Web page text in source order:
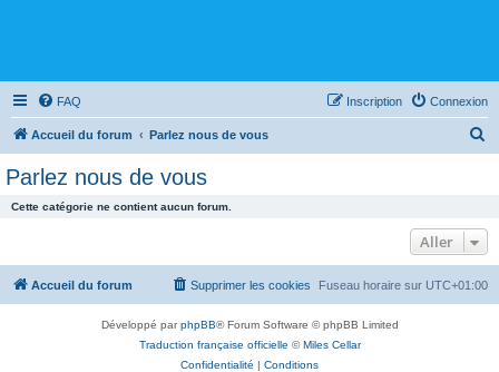
FAQ Connexion
Inscription
Accueil du forum Parlez nous de vous
r
Parlez nous de vous
Cette catégorie ne contient aucun forum.
Aller
Accueil du forum Fuseau horaire sur UTC+01:00
Supprimer les cookies
Développé parphpBB® Forum Software © phpBB Limited
Traduction française officielle ©Miles Cellar
Confidentialité | Conditions